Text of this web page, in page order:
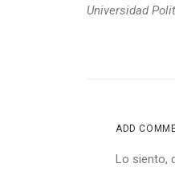
Universidad
ADD
Lo siento,